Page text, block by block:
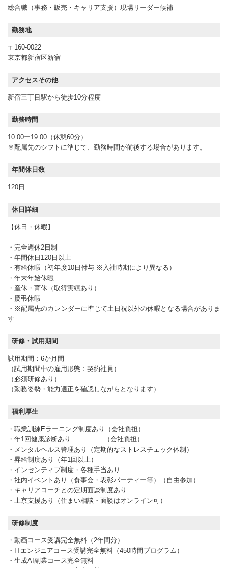
総合職（事務・販売・キャリア支援）現場リーダー候補
勤務地
〒160-0022
東京都新宿区新宿
アクセスその他
新宿三丁目駅から徒歩10分程度
勤務時間
10:00ー19:00（休憩60分）
※配属先のシフトに準じて、勤務時間が前後する場合があります。
年間休日数
120日
休日詳細
【休日・休暇】
・完全週休2日制
・年間休日120日以上
・有給休暇（初年度10日付与 ※入社時期により異なる）
・年末年始休暇
・産休・育休（取得実績あり）
・慶弔休暇
・※配属先のカレンダーに準じて土日祝以外の休暇となる場合がありま
す
研修・試用期間
試用期間：6か月間
（試用期間中の雇用形態：契約社員）
（必須研修あり）
（勤務姿勢・能力適正を確認しながらとなります）
福利厚生
・職業訓練Eラーニング制度あり（会社負担）
・年1回健康診断あり （会社負担）
・メンタルヘルス管理あり（定期的なストレスチェック体制）
・昇給制度あり（年1回以上）
・インセンティブ制度・各種手当あり
・社内イベントあり（食事会・表彰パーティー等）（自由参加）
・キャリアコーチとの定期面談制度あり
・上京支援あり（住まい相談・面談はオンライン可）
研修制度
・動画コース受講完全無料（2年間分）
・ITエンジニアコース受講完全無料（450時間プログラム）
・生成AI副業コース完全無料